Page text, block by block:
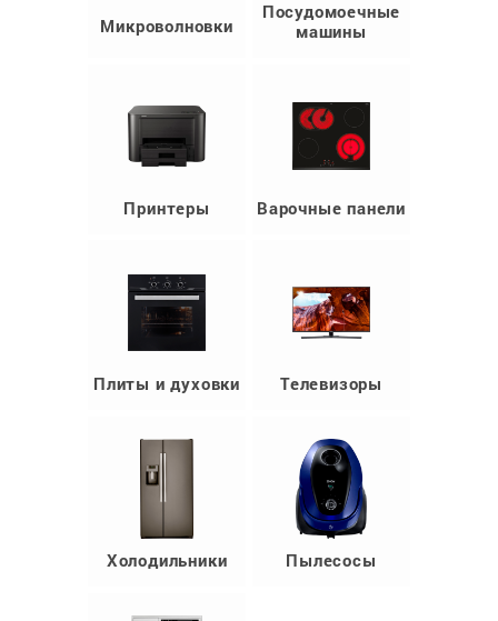
Микроволновки
Посудомоечные
машины
Принтеры Варочные панели
Плиты и духовки Телевизоры
Холодильники Пылесосы